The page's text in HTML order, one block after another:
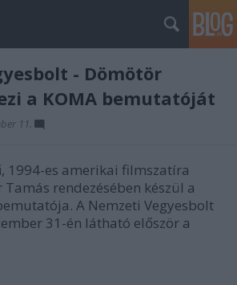
- Dömötör
a KOMA bemutatóját
11.
1994-es amerikai filmszatíra
rendezésében készül a
A Nemzeti Vegyesbolt
31-én látható először a